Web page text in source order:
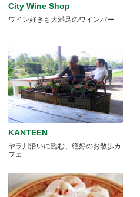
City Wine Shop
ワイン好きも大満足のワインバー
KANTEEN
ヤラ川沿いに臨む、絶好のお散歩カ
フェ